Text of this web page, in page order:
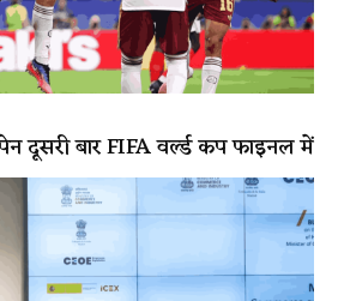
दूसरी बार FIFA वर्ल्ड कप फाइनल में